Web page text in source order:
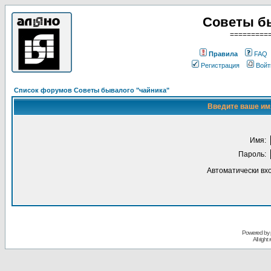
Советы
Правила
FAQ
Регистрация
Список форумов Советы бывалого "чайника"
Введите ваше
Имя:
Пароль:
Автоматически
Powered
All right